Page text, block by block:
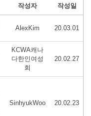
작성자 작성일
AlexKim 20.03.01
KCWA캐나
다한인여성
회
20.02.27
SinhyukWoo 20.02.23